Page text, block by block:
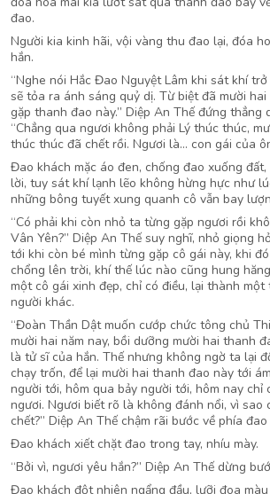
đao.
Người kia kinh hãi, vội vàng thu đao lại, đóa
hắn.
“Nghe nói Hắc Đao Nguyệt Lâm khi sát khí
sẽ tỏa ra ánh sáng quỷ dị. Từ biệt đã mười hai
gặp thanh đao này.” Diệp An Thế đứng thẳng
“Chẳng qua ngươi không phải Lý thúc thúc,
thúc thúc đã chết rồi. Ngươi là… con gái của
Đao khách mặc áo đen, chống đao xuống
lời, tuy sát khí lạnh lẽo không hừng hực như
những bông tuyết xung quanh cô vẫn bay
“Có phải khi còn nhỏ ta từng gặp ngươi rồi
Vân Yên?” Diệp An Thế suy nghĩ, nhỏ giọng
tới khi còn bé mình từng gặp cô gái này, khi
chổng lên trời, khí thế lúc nào cũng hung
một cô gái xinh đẹp, chỉ có điều, lại thành
người khác.
“Đoàn Thần Dật muốn cướp chức tông chủ
mười hai năm nay, bồi dưỡng mười hai thanh
là tử sĩ của hắn. Thế nhưng không ngờ ta lại
chạy trốn, để lại mười hai thanh đao này tới
người tới, hôm qua bảy người tới, hôm nay chỉ
ngươi. Ngươi biết rõ là không đánh nổi, vì sao
chết?” Diệp An Thế chậm rãi bước về phía
Đao khách xiết chặt đao trong tay, nhíu mày.
“Bởi vì, ngươi yêu hắn?” Diệp An Thế dừng
Đao khách đột nhiên ngẩng đầu, lưỡi đoa